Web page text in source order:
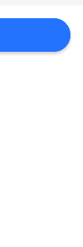
درخواست
نقل قول